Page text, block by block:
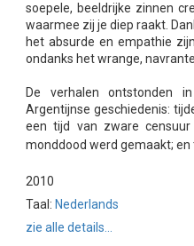
soepele, beeldrijke zinnen
waarmee zij je diep raakt.
het absurde en empathie
ondanks het wrange,
De verhalen ontstonden
Argentijnse geschiedenis:
een tijd van zware
monddood werd gemaakt; en
2010
Taal: Nederlands
zie alle details...